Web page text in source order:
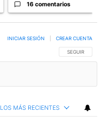
16 comentarios
SIGA ESTA
SEGUIR
INICIAR SESIÓN CREAR CUENTA
LOS MÁS RECIENTES